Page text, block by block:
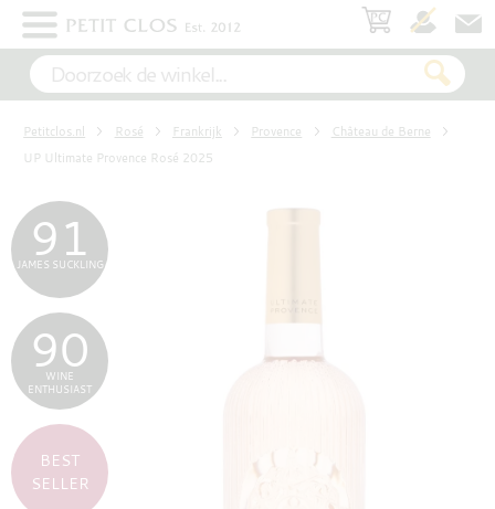
WIT
ROSÉ
ROOD
MOUSSEREND
DESSERT
Petitclos.nl Rosé Frankrijk Provence
Château de Berne
UP Ultimate Provence Rosé 2025
91
JAMES SUCKLING
90
WINE
ENTHUSIAST
BEST
SELLER